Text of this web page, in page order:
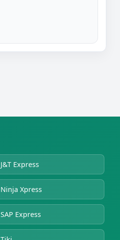
J&T Express
Ninja Xpress
SAP Express